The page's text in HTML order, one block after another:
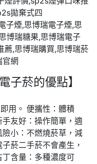
子菸的優點】
用。 便攜性：體積
友好：操作簡單，適
小：不燃燒菸草，減
菸二手菸不會產生，
含量：多種濃度可